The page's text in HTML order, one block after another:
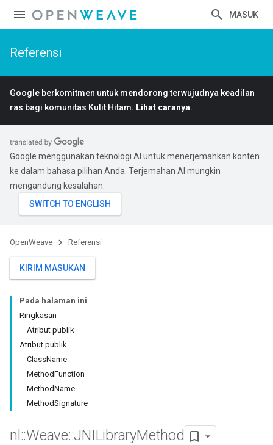
MASUK
Referensi
Google berkomitmen untuk mendorong terwujudnya keadilan
ras bagi komunitas Kulit Hitam. Lihat caranya.
Google menggunakan teknologi AI untuk menerjemahkan konten
ke dalam bahasa pilihan Anda. Terjemahan AI mungkin
mengandung kesalahan.
OpenWeave Referensi
KIRIM MASUKAN
Pada halaman ini
Ringkasan
Atribut publik
Atribut publik
ClassName
MethodFunction
MethodName
MethodSignature
nl ::Weave::JNILibraryMethod